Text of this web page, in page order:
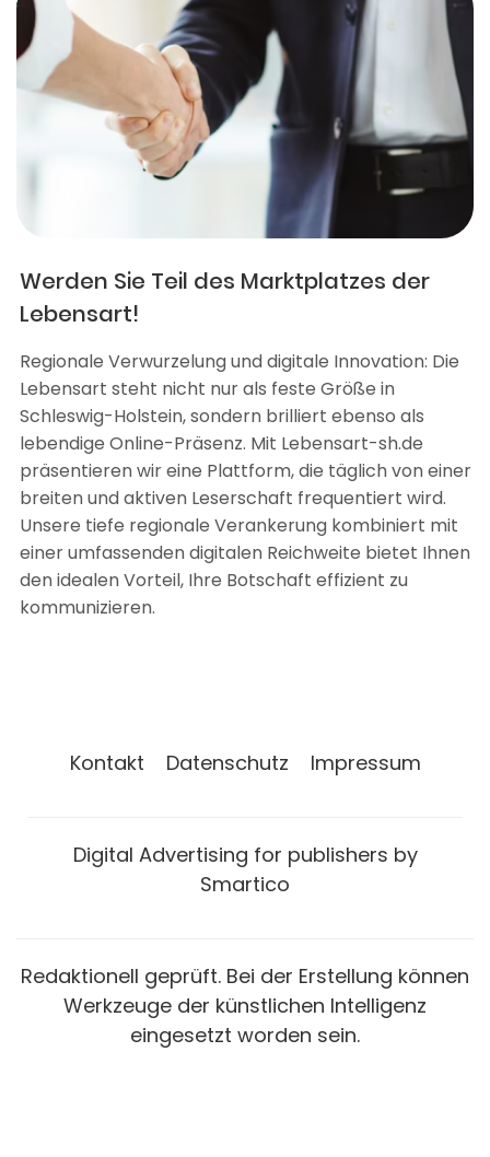
Werden Sie Teil des Marktplatzes der
Lebensart!
Regionale Verwurzelung und digitale Innovation: Die
Lebensart steht nicht nur als feste Größe in
Schleswig-Holstein, sondern brilliert ebenso als
lebendige Online-Präsenz. Mit Lebensart-sh.de
präsentieren wir eine Plattform, die täglich von einer
breiten und aktiven Leserschaft frequentiert wird.
Unsere tiefe regionale Verankerung kombiniert mit
einer umfassenden digitalen Reichweite bietet Ihnen
den idealen Vorteil, Ihre Botschaft effizient zu
kommunizieren.
Kontakt Datenschutz Impressum
Digital Advertising for publishers by
Smartico
Redaktionell geprüft. Bei der Erstellung können
Werkzeuge der künstlichen Intelligenz
eingesetzt worden sein.